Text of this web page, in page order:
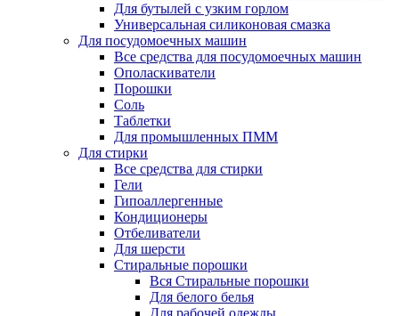
Для бутылей с узким горлом
Универсальная силиконовая смазка
Для посудомоечных машин
Все средства для посудомоечных машин
Ополаскиватели
Порошки
Соль
Таблетки
Для промышленных ПММ
Для стирки
Все средства для стирки
Гели
Гипоаллергенные
Кондиционеры
Отбеливатели
Для шерсти
Стиральные порошки
Вся Стиральные порошки
Для белого белья
Для рабочей одежды